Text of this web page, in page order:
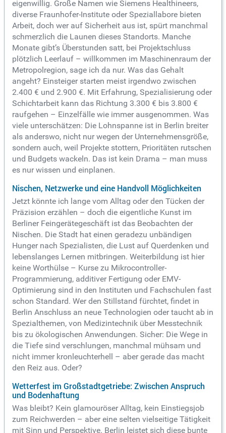
eigenwillig. Große Namen wie Siemens Healthineers,
diverse Fraunhofer-Institute oder Speziallabore bieten
Arbeit, doch wer auf Sicherheit aus ist, spürt manchmal
schmerzlich die Launen dieses Standorts. Manche
Monate gibt’s Überstunden satt, bei Projektschluss
plötzlich Leerlauf – willkommen im Maschinenraum der
Metropolregion, sage ich da nur. Was das Gehalt
angeht? Einsteiger starten meist irgendwo zwischen
2.400 € und 2.900 €. Mit Erfahrung, Spezialisierung oder
Schichtarbeit kann das Richtung 3.300 € bis 3.800 €
raufgehen – Einzelfälle wie immer ausgenommen. Was
viele unterschätzen: Die Lohnspanne ist in Berlin breiter
als anderswo, nicht nur wegen der Unternehmensgröße,
sondern auch, weil Projekte stottern, Prioritäten rutschen
und Budgets wackeln. Das ist kein Drama – man muss
es nur wissen und einplanen.
Nischen, Netzwerke und eine Handvoll Möglichkeiten
Jetzt könnte ich lange vom Alltag oder den Tücken der
Präzision erzählen – doch die eigentliche Kunst im
Berliner Feingerätegeschäft ist das Beobachten der
Nischen. Die Stadt hat einen geradezu unbändigen
Hunger nach Spezialisten, die Lust auf Querdenken und
lebenslanges Lernen mitbringen. Weiterbildung ist hier
keine Worthülse – Kurse zu Mikrocontroller-
Programmierung, additiver Fertigung oder EMV-
Optimierung sind in den Instituten und Fachschulen fast
schon Standard. Wer den Stillstand fürchtet, findet in
Berlin Anschluss an neue Technologien oder taucht ab in
Spezialthemen, von Medizintechnik über Messtechnik
bis zu ökologischen Anwendungen. Sicher: Die Wege in
die Tiefe sind verschlungen, manchmal mühsam und
nicht immer kronleuchterhell – aber gerade das macht
den Reiz aus. Oder?
Wetterfest im Großstadtgetriebe: Zwischen Anspruch
und Bodenhaftung
Was bleibt? Kein glamouröser Alltag, kein Einstiegsjob
zum Reichwerden – aber eine selten vielseitige Tätigkeit
mit Sinn und Perspektive. Berlin leistet sich diese bunte